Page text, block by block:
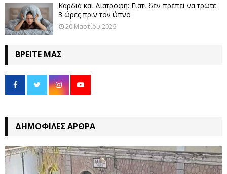
Καρδιά και Διατροφή: Γιατί δεν πρέπει να τρώτε
3 ώρες πριν τον ύπνο
20 Μαρτίου 2026
ΒΡΕΊΤΕ ΜΑΣ
ΔΗΜΟΦΙΛΈΣ ΆΡΘΡΑ